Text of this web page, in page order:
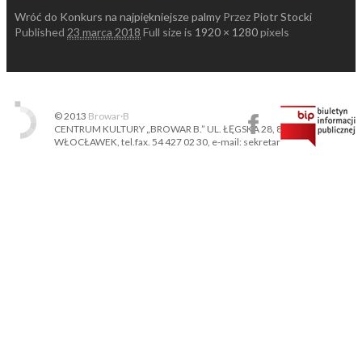
Wróć do Konkurs na najpiękniejsze palmy Przez Piotr Stocki
Published 23 marca 2018 Full size is 1920 × 1280pixels
© 2013 Browar·B
CENTRUM KULTURY „BROWAR B.” UL. ŁĘGSKA 28, 87-800
WŁOCŁAWEK, tel.fax. 54 427 02 30, e-mail: sekretariat@ckbb.pl